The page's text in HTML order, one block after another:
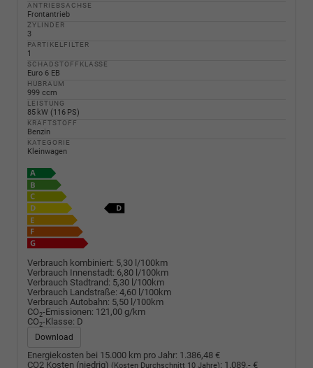
ANTRIEBSACHSE
Frontantrieb
ZYLINDER
3
PARTIKELFILTER
1
SCHADSTOFFKLASSE
Euro 6 EB
HUBRAUM
999 ccm
LEISTUNG
85 kW (116 PS)
KRAFTSTOFF
Benzin
KATEGORIE
Kleinwagen
Verbrauch kombiniert: 5,30 l/100km
Verbrauch Innenstadt: 6,80 l/100km
Verbrauch Stadtrand: 5,30 l/100km
Verbrauch Landstraße: 4,60 l/100km
Verbrauch Autobahn: 5,50 l/100km
CO2-Emissionen: 121,00 g/km
CO2-Klasse: D
Download
Energiekosten bei 15.000 km pro Jahr: 1.386,48 €
CO2 Kosten (niedrig) (Kosten Durchschnitt 10 Jahre): 1.089,- €